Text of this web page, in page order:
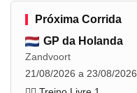
Próxima Corrida
GP da Holanda
Zandvoort
21/08/2026 a 23/08/2026